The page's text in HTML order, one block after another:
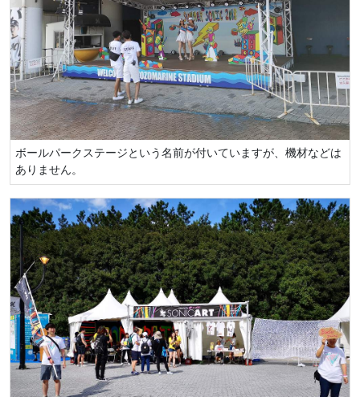
ボールパークステージという名前が付いていますが、機材などは
ありません。